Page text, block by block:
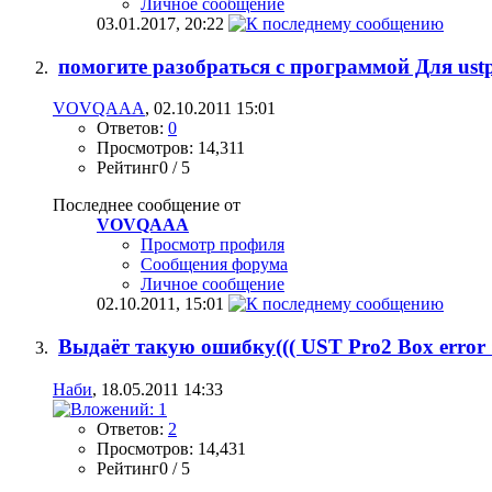
Личное сообщение
03.01.2017, 20:22
помогите разобраться с программой Для
VOVQAAA, 02.10.2011 15:01
Ответов: 0
Просмотров: 14,311
Рейтинг0 / 5
Последнее сообщение от
VOVQAAA
Просмотр профиля
Сообщения форума
Личное сообщение
02.10.2011, 15:01
Выдаёт такую ошибку((( UST Pro2 Box error
Наби, 18.05.2011 14:33
Ответов: 2
Просмотров: 14,431
Рейтинг0 / 5